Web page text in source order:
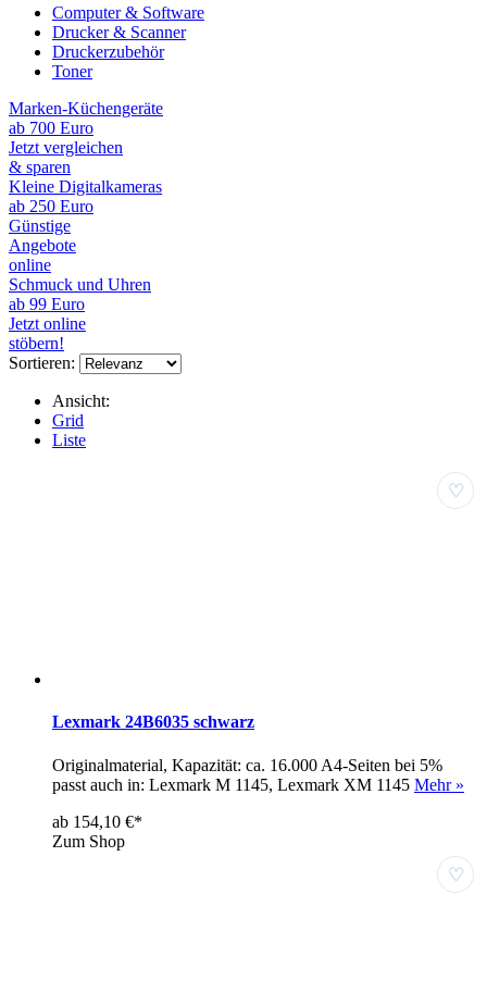
Computer & Software
Drucker & Scanner
Druckerzubehör
Toner
Marken-Küchengeräte
ab 700 Euro
Jetzt vergleichen
& sparen
Kleine Digitalkameras
ab 250 Euro
Günstige
Angebote
online
Schmuck und Uhren
ab 99 Euro
Jetzt online
stöbern!
Sortieren:
Ansicht:
Grid
Liste
♡
Lexmark 24B6035 schwarz
Originalmaterial, Kapazität: ca. 16.000 A4-Seiten bei 5%
passt auch in: Lexmark M 1145, Lexmark XM 1145 Mehr »
ab 154,10 €*
Zum Shop
♡